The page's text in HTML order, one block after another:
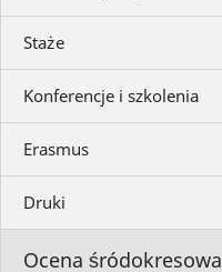
Staże
Konferencje i szkolenia
Erasmus
Druki
Ocena śródokresowa